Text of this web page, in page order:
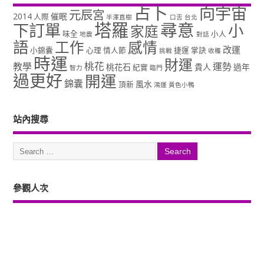
2014 人際 催眠 元辰宮 半澤直樹 占卜 口舌 台北 向宇宙
下訂單 味全 地震 塔羅家庭尋意 對話 小人 小
語小錦囊 工作 心理 情人節 感情 挑戰 捷運 掌訣 收穫 改運
教學 時運 智力 桃花 桃花石 紀實 臨門 財運 貴人 運勢過年
過更好錦囊 開運 頂新 風水 鴻運 黃色小鴨
站內搜尋
參觀人次